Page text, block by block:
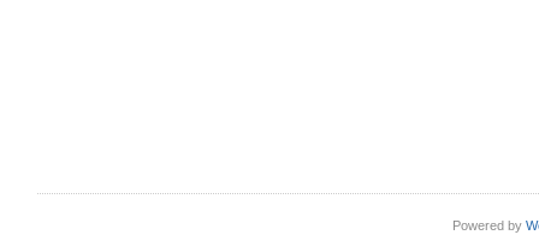
Powered by